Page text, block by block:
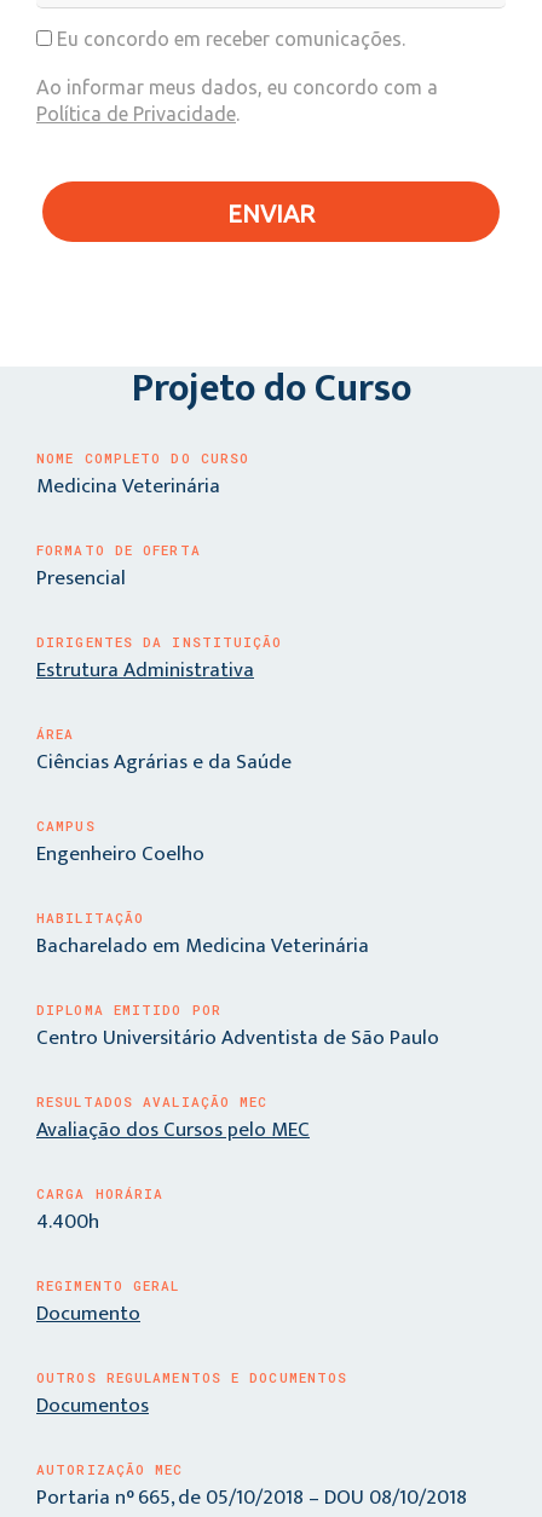
Eu concordo em receber comunicações.
Ao informar meus dados, eu concordo com a
Política de Privacidade.
ENVIAR
Projeto do Curso
NOME COMPLETO DO CURSO
Medicina Veterinária
FORMATO DE OFERTA
Presencial
DIRIGENTES DA INSTITUIÇÃO
Estrutura Administrativa
ÁREA
Ciências Agrárias e da Saúde
CAMPUS
Engenheiro Coelho
HABILITAÇÃO
Bacharelado em Medicina Veterinária
DIPLOMA EMITIDO POR
Centro Universitário Adventista de São Paulo
RESULTADOS AVALIAÇÃO MEC
Avaliação dos Cursos pelo MEC
CARGA HORÁRIA
4.400h
REGIMENTO GERAL
Documento
OUTROS REGULAMENTOS E DOCUMENTOS
Documentos
AUTORIZAÇÃO MEC
Portaria n° 665, de 05/10/2018 – DOU 08/10/2018